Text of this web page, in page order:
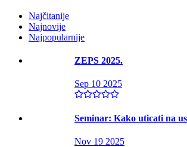
Najčitanije
Najnovije
Najpopularnije
ZEPS 2025.
Sep 10 2025
Seminar: Kako uticati na
Nov 19 2025